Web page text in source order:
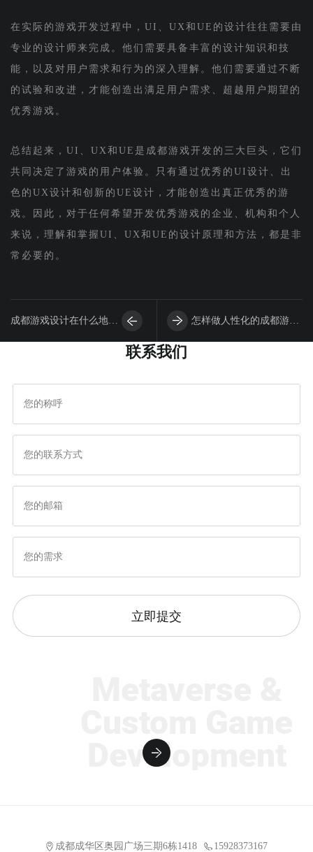
在实际的游戏开发过程中，UI、UX和UE的设计往往需要由
专业的设计师来完成。他们需要具备丰富的设计知识和技
能，以及对用户需求和行为的深入理解。他们需要通过不断
的试验和改进，才能创造出满足用户需求、超越用户期望的
优秀游戏。
总结起来，UI、UX和UE是成都游戏开发的三大巨头，它们
共同决定了游戏的用户体验。只有通过优秀的UI设计、出
色的UX设计和创新的UE设计，才能创造出真正优秀的游
戏。因此，对于任何希望开发优秀游戏的企业、机构和个人
来说，理解和掌握UI、UX和UE的设计原理和方法，都是非
常必要的。
成都游戏设计在什么地方 怎样做人性化的成都游戏
联系我们
立即提交
Development
成都成华区奥园广场三期6栋1418 15928373167